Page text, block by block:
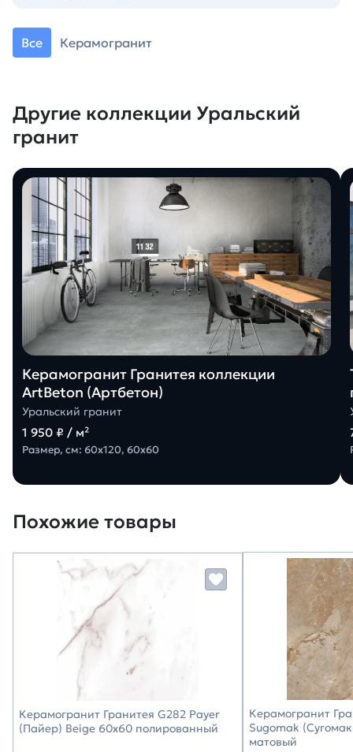
Все Керамогранит
Другие коллекции Уральский
гранит
Керамогранит Гранитея коллекции
ArtBeton (Артбетон)
Уральский гранит
1 950 ₽ / м²
Размер, см: 60х120, 60х60
Похожие товары
Керамогранит Гранитея G282 Payer
(Пайер) Beige 60х60 полированный
Керамогранит
Sugomak
матовый